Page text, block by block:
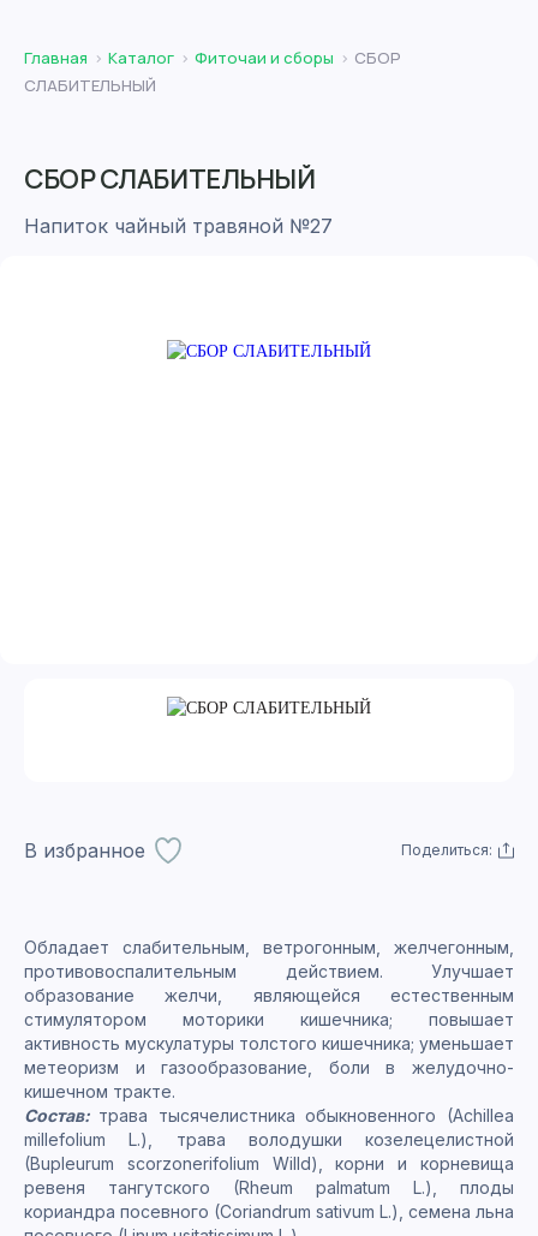
Главная Каталог Фиточаи и сборы
СБОР
СЛАБИТЕЛЬНЫЙ
СБОР СЛАБИТЕЛЬНЫЙ
Напиток чайный травяной №27
В избранное Поделиться:
Обладает слабительным, ветрогонным, желчегонным,
противовоспалительным действием. Улучшает
образование желчи, являющейся естественным
стимулятором моторики кишечника; повышает
активность мускулатуры толстого кишечника; уменьшает
метеоризм и газообразование, боли в желудочно-
кишечном тракте.
Состав: трава тысячелистника обыкновенного (Achillea
millefolium L.), трава володушки козелецелистной
(Bupleurum scorzonerifolium Willd), корни и корневища
ревеня тангутского (Rheum palmatum L.), плоды
кориандра посевного (Coriandrum sativum L.), семена льна